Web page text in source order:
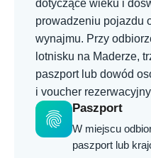
dotyczące wieku i
prowadzeniu pojazdu
wynajmu. Przy
lotnisku na Maderze,
paszport lub dowód
i voucher
fingerprint
Paszport
W miejscu
paszport lub